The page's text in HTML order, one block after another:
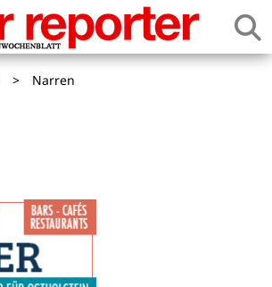
> Narren